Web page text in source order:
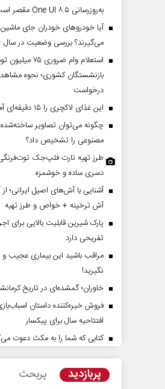
به‌روزرسانی One UI ۸.۵ مقصر است؟
آیا خودروهای خودران جای
می‌گیرند؟ بررسی وضعیت در سال ۲۰۲۶
استعلام وام ضروری ۷۵
بازنشستگان کشوری؛ نحوه
درخواست
این غذای لاکچری را ۱۵ دقیقه‌ای آماده کنید
چگونه می‌توان تصاویر
مصنوعی را تشخیص داد؟
طرز تهیه تارت فلپ‌جک توت‌فرنگی
دسری ساده و خوشمزه
آشنایی با آش‌های اصیل ایرانی؛
آش ترخینه + خواص و طرز تهیه
پارک شیرین قابلیت‌ بالایی برای
تفریحی دارد
مراقب باشید این بیماری عجیب و
نگیرید!
خاوران؛ گمشده‌ای در تاریخ
افتتاحیه سال برای پیکسار
کتابی که شما را به مکث دعوت
پربازدید پربحث
خلاف واقع آمریکا